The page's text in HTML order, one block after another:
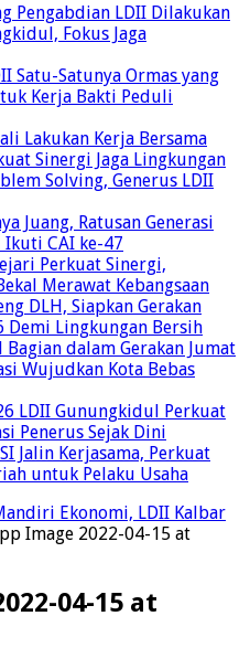
Pengabdian LDII Dilakukan
Fokus Jaga
Satu-Satunya Ormas yang
Kerja Bakti Peduli
Lakukan Kerja Bersama
Sinergi Jaga Lingkungan
Solving, Generus LDII
Juang, Ratusan Generasi
CAI ke-47
Perkuat Sinergi,
Merawat Kebangsaan
DLH, Siapkan Gerakan
Lingkungan Bersih
dalam Gerakan Jumat
Wujudkan Kota Bebas
LDII Gunungkidul Perkuat
Penerus Sejak Dini
Jalin Kerjasama, Perkuat
untuk Pelaku Usaha
Ekonomi, LDII Kalbar
Image 2022-04-15 at
04-15 at